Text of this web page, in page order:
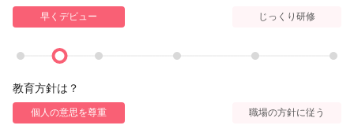
ノーマルパーマ
¥5500
コスメパーマ
ポイントパーマ
¥3300～
早くデビュー じっくり研修
教育方針は？
個人の意思を尊重 職場の方針に従う